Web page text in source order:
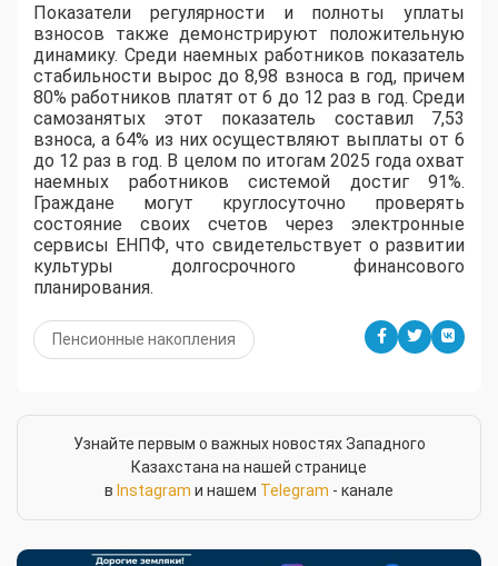
Показатели регулярности и полноты уплаты
взносов также демонстрируют положительную
динамику. Среди наемных работников показатель
стабильности вырос до 8,98 взноса в год, причем
80% работников платят от 6 до 12 раз в год. Среди
самозанятых этот показатель составил 7,53
взноса, а 64% из них осуществляют выплаты от 6
до 12 раз в год. В целом по итогам 2025 года охват
наемных работников системой достиг 91%.
Граждане могут круглосуточно проверять
состояние своих счетов через электронные
сервисы ЕНПФ, что свидетельствует о развитии
культуры долгосрочного финансового
планирования.
Пенсионные накопления
Узнайте первым о важных новостях Западного
Казахстана на нашей странице
в Instagram и нашем Telegram - канале